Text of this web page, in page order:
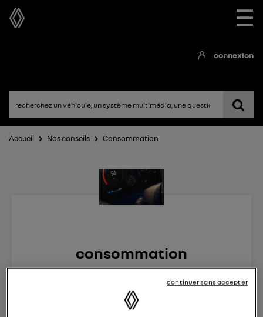
☰
connexion
Accueil Nos conseils Consommation
consommation
12:51
Véhicules RENAULT
continuer sans accepter